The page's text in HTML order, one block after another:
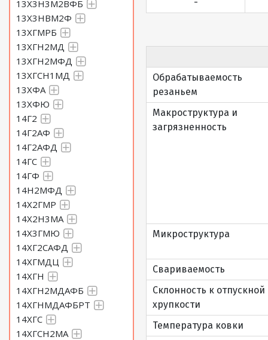
13Х3Н3М2ВФБ
13Х3НВМ2Ф
13ХГМРБ
13ХГН2МД
13ХГН2МФД
13ХГСН1МД
13ХФА
13ХФЮ
14Г2
14Г2АФ
14Г2АФД
14ГС
14ГФ
14Н2МФД
14Х2ГМР
14Х2Н3МА
14Х3ГМЮ
14ХГ2САФД
14ХГМДЦ
14ХГН
14ХГН2МДАФБ
14ХГНМДАФБРТ
14ХГС
14ХГСН2МА
Обрабатываемость
резаньем
Макроструктура и
загрязненность
Микроструктура
Свариваемость
Склонность к отпускной
хрупкости
Температура ковки